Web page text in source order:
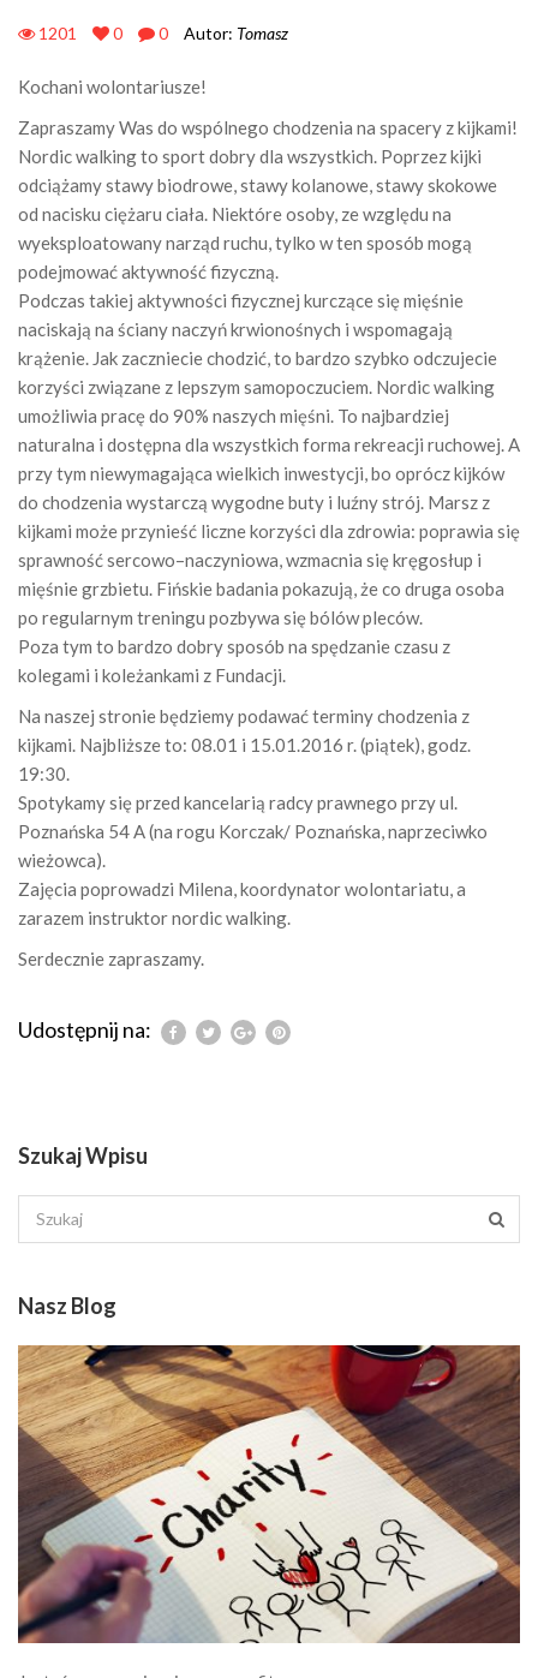
1201 0 0 Autor: Tomasz
Kochani wolontariusze!
Zapraszamy Was do wspólnego chodzenia na spacery z kijkami!
Nordic walking to sport dobry dla wszystkich. Poprzez kijki
odciążamy stawy biodrowe, stawy kolanowe, stawy skokowe
od nacisku ciężaru ciała. Niektóre osoby, ze względu na
wyeksploatowany narząd ruchu, tylko w ten sposób mogą
podejmować aktywność fizyczną.
Podczas takiej aktywności fizycznej kurczące się mięśnie
naciskają na ściany naczyń krwionośnych i wspomagają
krążenie. Jak zaczniecie chodzić, to bardzo szybko odczujecie
korzyści związane z lepszym samopoczuciem. Nordic walking
umożliwia pracę do 90% naszych mięśni. To najbardziej
naturalna i dostępna dla wszystkich forma rekreacji ruchowej. A
przy tym niewymagająca wielkich inwestycji, bo oprócz kijków
do chodzenia wystarczą wygodne buty i luźny strój. Marsz z
kijkami może przynieść liczne korzyści dla zdrowia: poprawia się
sprawność sercowo–naczyniowa, wzmacnia się kręgosłup i
mięśnie grzbietu. Fińskie badania pokazują, że co druga osoba
po regularnym treningu pozbywa się bólów pleców.
Poza tym to bardzo dobry sposób na spędzanie czasu z
kolegami i koleżankami z Fundacji.
Na naszej stronie będziemy podawać terminy chodzenia z
kijkami. Najbliższe to: 08.01 i 15.01.2016 r. (piątek), godz.
19:30.
Spotykamy się przed kancelarią radcy prawnego przy ul.
Poznańska 54 A (na rogu Korczak/ Poznańska, naprzeciwko
wieżowca).
Zajęcia poprowadzi Milena, koordynator wolontariatu, a
zarazem instruktor nordic walking.
Serdecznie zapraszamy.
Udostępnij na:
Szukaj Wpisu
Nasz Blog